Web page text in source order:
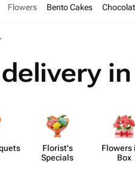
Flowers Bento Cakes
Florist's
Specials
Flowers
Box